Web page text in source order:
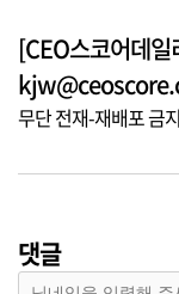
[CEO스코어데
무단 전재-재배포 금
댓글